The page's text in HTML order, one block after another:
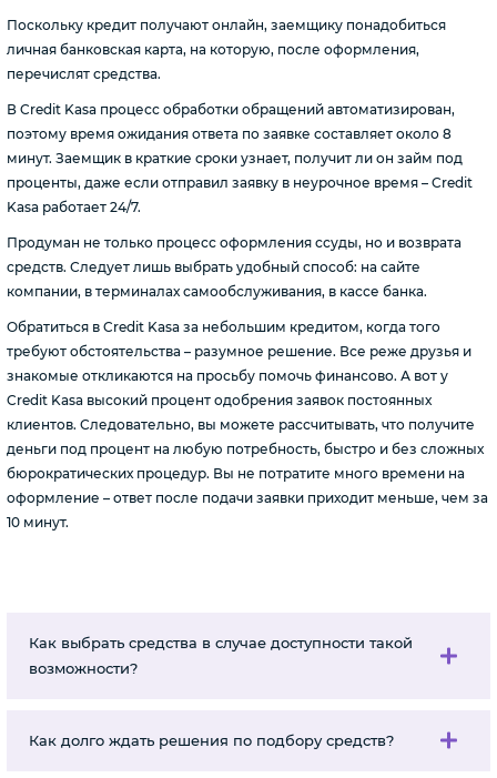
Поскольку кредит получают онлайн, заемщику понадобиться
личная банковская карта, на которую, после оформления,
перечислят средства.
В Credit Kasa процесс обработки обращений автоматизирован,
поэтому время ожидания ответа по заявке составляет около 8
минут. Заемщик в краткие сроки узнает, получит ли он займ под
проценты, даже если отправил заявку в неурочное время – Credit
Kasa работает 24/7.
Продуман не только процесс оформления ссуды, но и возврата
средств. Следует лишь выбрать удобный способ: на сайте
компании, в терминалах самообслуживания, в кассе банка.
Обратиться в Credit Kasa за небольшим кредитом, когда того
требуют обстоятельства – разумное решение. Все реже друзья и
знакомые откликаются на просьбу помочь финансово. А вот у
Credit Kasa высокий процент одобрения заявок постоянных
клиентов. Следовательно, вы можете рассчитывать, что получите
деньги под процент на любую потребность, быстро и без сложных
бюрократических процедур. Вы не потратите много времени на
оформление – ответ после подачи заявки приходит меньше, чем за
10 минут.
Как выбрать средства в случае доступности такой
возможности?
Как долго ждать решения по подбору средств?